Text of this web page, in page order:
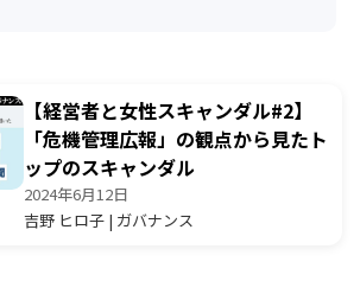
不正対策
セミナー情報
【経営者と女性スキャンダル#2】
「危機管理広報」の観点から見たト
ップのスキャンダル
2024年6月12日
吉野 ヒロ子 | ガバナンス